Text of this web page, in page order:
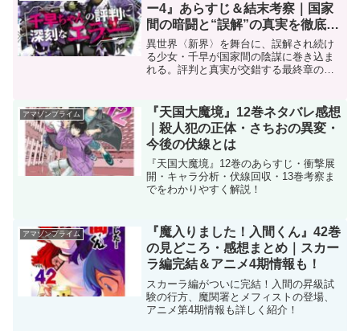
ー4』あらすじ＆結末考察｜国家
間の暗闘と“誤解”の真実を徹底解
説
異世界〈新界〉を舞台に、誤解され続け
る少女・千早が国家間の陰謀に巻き込ま
れる。評判と真実が交錯する最終章の行
アマゾンプライム
『天国大魔境』12巻ネタバレ感想
｜殺人犯の正体・さちおの異変・
今後の伏線とは
『天国大魔境』12巻のあらすじ・衝撃展
開・キャラ分析・伏線回収・13巻考察ま
でをわかりやすく解説！
アマゾンプライム
『魔入りました！入間くん』42巻
の見どころ・感想まとめ｜スカー
ラ編完結＆アニメ4期情報も！
スカーラ編がついに完結！入間の昇級試
験の行方、魔関署とメフィストの登場、
アニメ第4期情報も詳しく紹介！